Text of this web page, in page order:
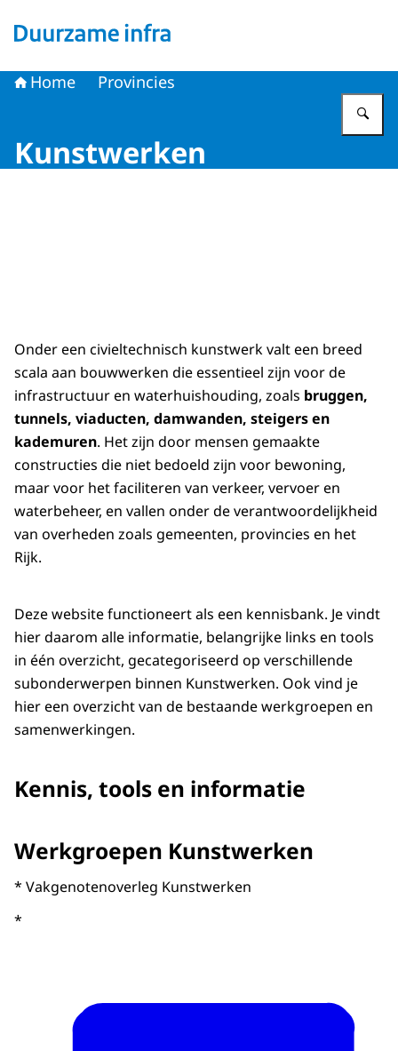
Home Provincies
Kunstwerken
Onder een civieltechnisch kunstwerk valt een breed
scala aan bouwwerken die essentieel zijn voor de
infrastructuur en waterhuishouding, zoals bruggen,
tunnels, viaducten, damwanden, steigers en
kademuren. Het zijn door mensen gemaakte
constructies die niet bedoeld zijn voor bewoning,
maar voor het faciliteren van verkeer, vervoer en
waterbeheer, en vallen onder de verantwoordelijkheid
van overheden zoals gemeenten, provincies en het
Rijk.
Deze website functioneert als een kennisbank. Je vindt
hier daarom alle informatie, belangrijke links en tools
in één overzicht, gecategoriseerd op verschillende
subonderwerpen binnen Kunstwerken. Ook vind je
hier een overzicht van de bestaande werkgroepen en
samenwerkingen.
Kennis, tools en informatie
Werkgroepen Kunstwerken
* Vakgenotenoverleg Kunstwerken
*